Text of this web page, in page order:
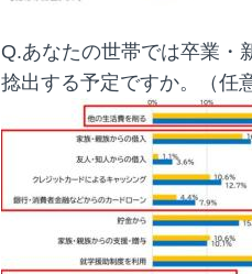
Q.あなたの世帯では卒業・
捻出する予定ですか。（任